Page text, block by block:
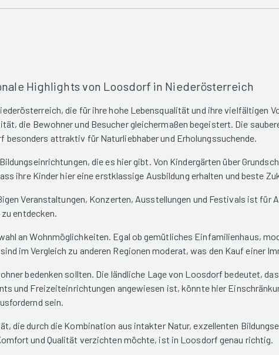
Highlights von Loosdorf in Niederösterreich
die für ihre hohe Lebensqualität und ihre vielfältigen
die Bewohner und Besucher gleichermaßen begeistert. Die
besonders attraktiv für Naturliebhaber und Erholungssuchende.
die es hier gibt. Von Kindergärten über
ihre Kinder hier eine erstklassige Ausbildung erhalten und beste
Veranstaltungen, Konzerten, Ausstellungen und Festivals ist für
entdecken.
an Wohnmöglichkeiten. Egal ob gemütliches Einfamilienhaus,
im Vergleich zu anderen Regionen moderat, was den Kauf einer
bedenken sollten. Die ländliche Lage von Loosdorf bedeutet,
und Freizeiteinrichtungen angewiesen ist, könnte hier
sein.
die durch die Kombination aus intakter Natur, exzellenten
und Qualität verzichten möchte, ist in Loosdorf genau richtig.